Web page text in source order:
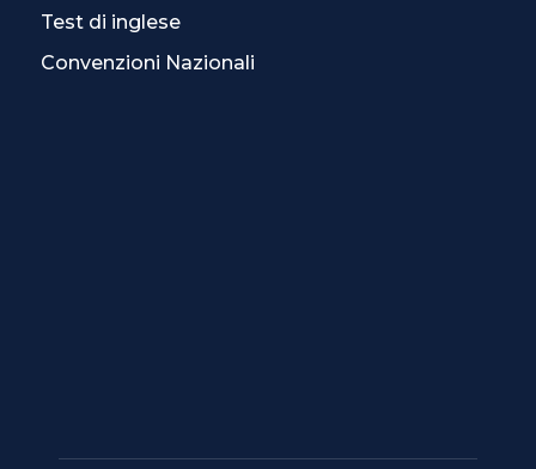
Test di inglese
Convenzioni Nazionali